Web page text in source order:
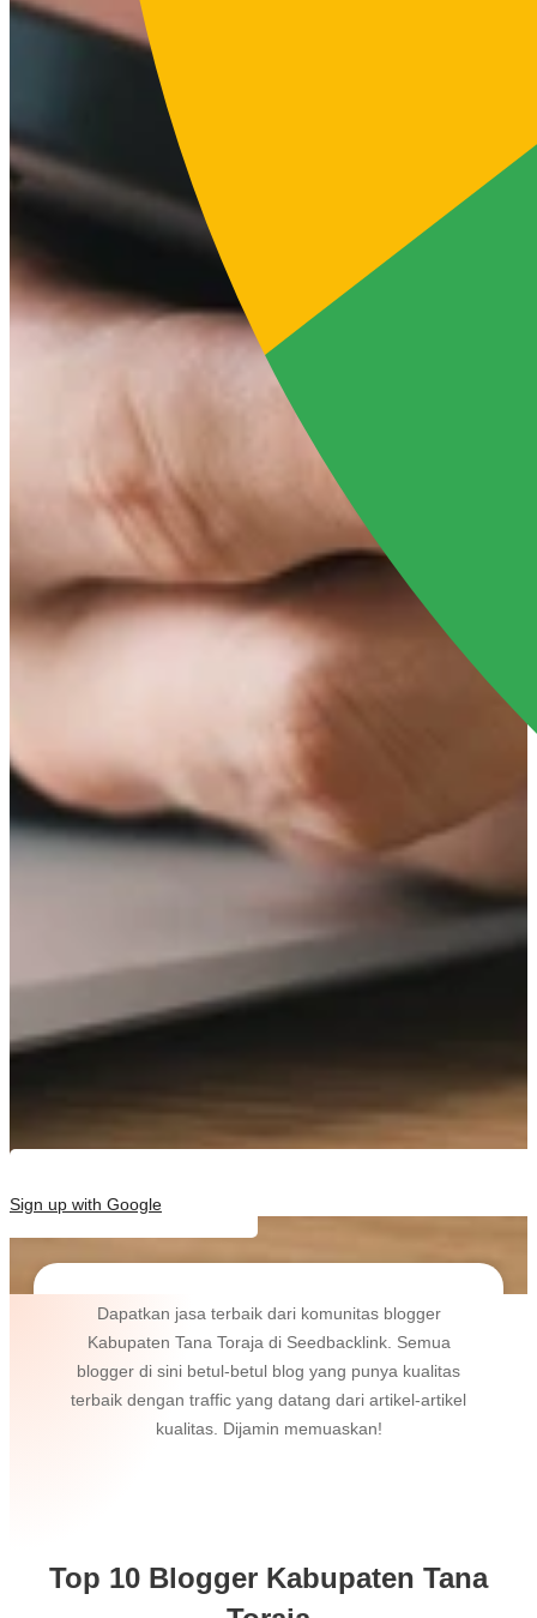
Sign up with Google
Dapatkan jasa terbaik dari komunitas blogger
Kabupaten Tana Toraja di Seedbacklink. Semua
blogger di sini betul-betul blog yang punya kualitas
terbaik dengan traffic yang datang dari artikel-artikel
kualitas. Dijamin memuaskan!
Top 10 Blogger Kabupaten Tana